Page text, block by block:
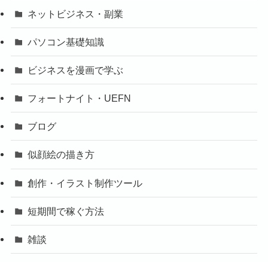
ネットビジネス・副業
パソコン基礎知識
ビジネスを漫画で学ぶ
フォートナイト・UEFN
ブログ
似顔絵の描き方
創作・イラスト制作ツール
短期間で稼ぐ方法
雑談